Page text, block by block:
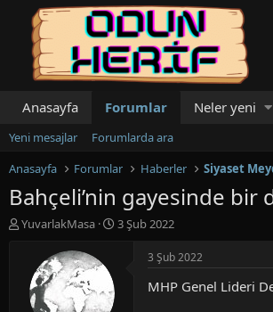
Anasayfa Forumlar Neler yeni
Yeni mesajlar
Forumlarda ara
Anasayfa
Forumlar Haberler Siyaset
Bahçeli’nin gayesinde
K
YuvarlakMasa
B
3 Şub 2022
3 Şub 2022
MHP Genel Lideri